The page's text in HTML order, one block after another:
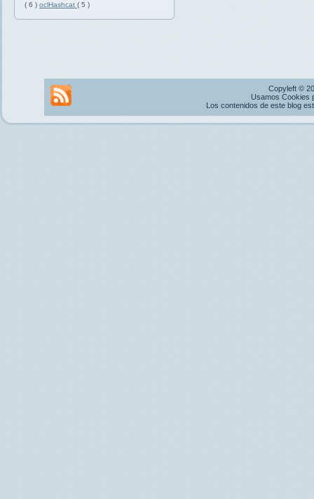
( 6 ) oclHashcat ( 5 )
Copyleft ©
Usamos Cookies
Los contenidos de este blog